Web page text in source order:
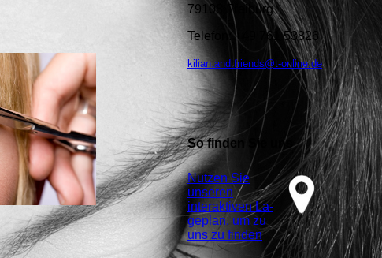
79108 Freiburg
Telefon: +49 761 53826
kilian.and.friends@t-online.de
So finden Sie uns
Nutzen Sie
unseren
interaktiven La­
ge­plan, um zu
uns zu finden